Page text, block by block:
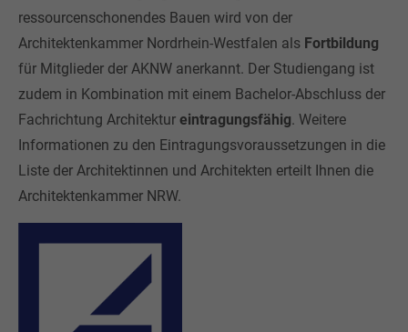
+44 1234 567 890
Drop us a line
About us
Lorem ipsum dolor sit amet, consectetuer adipiscing elit.
Aenean commodo ligula eget dolor. Aenean massa. Cum
sociis natoque penatibus et magnis dis parturient montes,
nascetur ridiculus mus. Donec quam felis, ultricies nec.
ressourcenschonendes Bauen wird von der
Architektenkammer Nordrhein-Westfalen als Fortbildung
für Mitglieder der AKNW anerkannt. Der Studiengang ist
zudem in Kombination mit einem Bachelor-Abschluss der
Fachrichtung Architektur eintragungsfähig. Weitere
Informationen zu den Eintragungsvoraussetzungen in die
Liste der Architektinnen und Architekten erteilt Ihnen die
Architektenkammer NRW.